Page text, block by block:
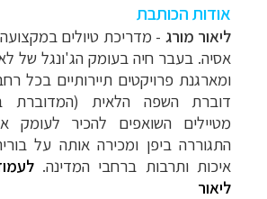
אודות הכותבת
ליאור מורג - מדריכת טיולים
אסיה. בעבר חיה בעומק הג'ונגל של
ומארגנת פרויקטים תיירותיים בכל
דוברת השפה הלאית (המדוברת
מטיילים השואפים להכיר לעומק
התגוררה ביפן ומכירה אותה על
איכות ותרבות ברחבי המדינה.
ליאור